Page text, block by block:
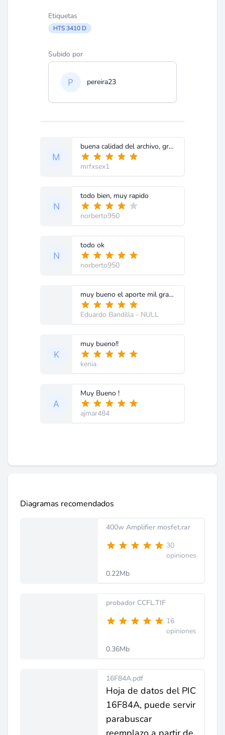
Etiquetas
HTS 3410 D
Subido por
pereira23
buena calidad del archivo, gracias.
mrfxsex1
todo bien, muy rapido
norberto950
todo ok
norberto950
muy bueno el aporte mil gracios brother
Eduardo Bandilla - NULL
muy bueno!!
kenia
Muy Bueno !
ajmar484
Diagramas recomendados
400w Amplifier mosfet.rar
30
opiniones
0.22Mb
probador CCFL.TIF
16
opiniones
0.36Mb
16F84A.pdf
Hoja de datos del PIC
16F84A, puede servir
parabuscar